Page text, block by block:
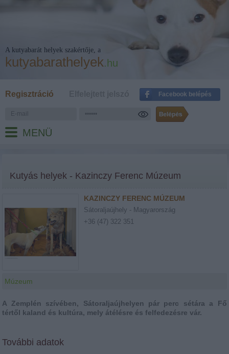
A kutyabarát helyek szakértője, a
kutyabarathelyek.hu
Regisztráció Facebook belépés
MENÜ
Kutyás helyek - Kazinczy Ferenc Múzeum
KAZINCZY FERENC MÚZEUM
Sátoraljaújhely - Magyarország
+36 (47) 322 351
Múzeum
A Zemplén szívében, Sátoraljaújhelyen pár perc sétára a Fő
tértől kaland és kultúra, mely átélésre és felfedezésre vár.
További adatok